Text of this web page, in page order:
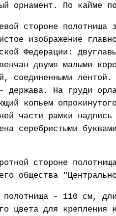
орнамент. По кайме
стороне полотнища
изображение
Федерации:
двумя малыми
соединенными
держава. На груди
копьем
части рамки
серебристыми
стороне
общества
полотнища - 110 см,
цвета для крепления